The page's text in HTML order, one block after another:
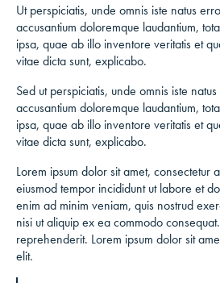
Ut perspiciatis, unde omnis iste natus
accusantium doloremque laudantium,
ipsa, quae ab illo inventore veritatis et
vitae dicta sunt, explicabo.
Sed ut perspiciatis, unde omnis iste
accusantium doloremque laudantium,
ipsa, quae ab illo inventore veritatis et
vitae dicta sunt, explicabo.
Lorem ipsum dolor sit amet, consectetur
eiusmod tempor incididunt ut labore et
enim ad minim veniam, quis nostrud
nisi ut aliquip ex ea commodo
reprehenderit. Lorem ipsum dolor sit
elit.